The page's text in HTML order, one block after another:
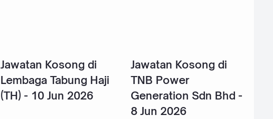
Jawatan Kosong di
Lembaga Tabung Haji
(TH) - 10 Jun 2026
Jawatan Kosong di
TNB Power
Generation Sdn Bhd -
8 Jun 2026